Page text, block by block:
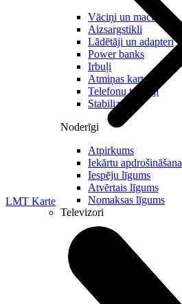
Vāciņi un maciņi
Aizsargstikli
Lādētāji un adapteri
Power banks
Irbuļi
Atmiņas kartes
Telefonu turētaji
Stabilizatori
Noderīgi
Atpirkums
Iekārtu apdrošināšana
Iespēju līgums
Atvērtais līgums
Nomaksas līgums
Televizori
LMT Karte